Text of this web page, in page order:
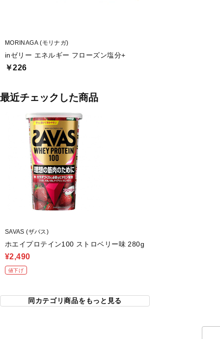
MORINAGA (モリナガ)
inゼリー エネルギー フローズン塩分+
￥226
最近チェックした商品
SAVAS (ザバス)
ホエイプロテイン100 ストロベリー味 280g
¥2,490
値下げ
同カテゴリ商品をもっと見る